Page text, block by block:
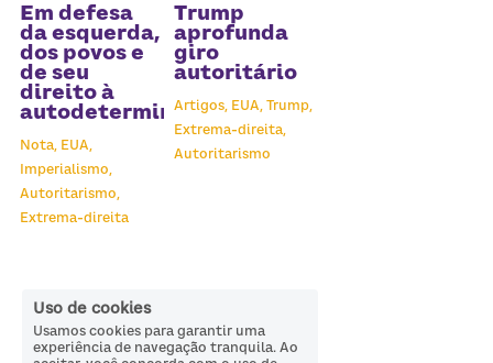
Em defesa
da esquerda,
dos povos e
de seu
direito à
autodeterminação
Nota, EUA,
Imperialismo,
Autoritarismo,
Extrema-direita
Trump
aprofunda
giro
autoritário
Artigos, EUA, Trump,
Extrema-direita,
Autoritarismo
Uso de cookies
Usamos cookies para garantir uma
experiência de navegação tranquila. Ao